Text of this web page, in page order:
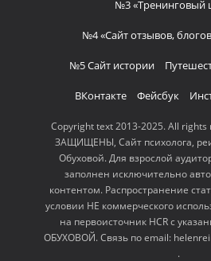
№3 «Тренинговый
№4 «Сайт отзывов,
№5 Сайт истории
ВКонтакте Фейсбук
Copyright text 2013-2025. All
ЗАЩИЩЕНЫ, Сайт психолога,
Обуховой. Для взрослой
заполнен исключительно
контентом. Распространение
условии НЕ коммерческого
на первоисточник HCR с
ОБУХОВОЙ. Связь по email:
.